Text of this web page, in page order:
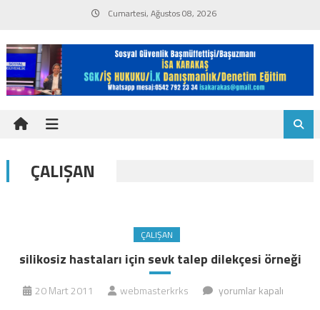
content
Cumartesi, Ağustos 08, 2026
ÇALIŞAN
ÇALIŞAN
silikosiz hastaları için sevk talep dilekçesi örneği
20 Mart 2011 webmasterkrks
silikosiz
yorumlar kapalı